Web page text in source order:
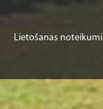
Lietošanas noteikumi